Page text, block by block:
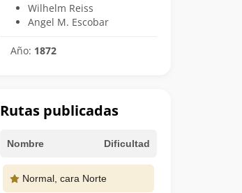
Wilhelm Reiss
Angel M. Escobar
Año: 1872
Rutas publicadas
Nombre Dificultad
Normal, cara Norte